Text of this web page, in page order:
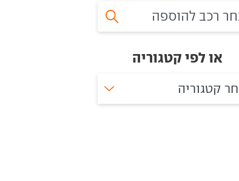
או לפי קטגוריה
קטגוריה